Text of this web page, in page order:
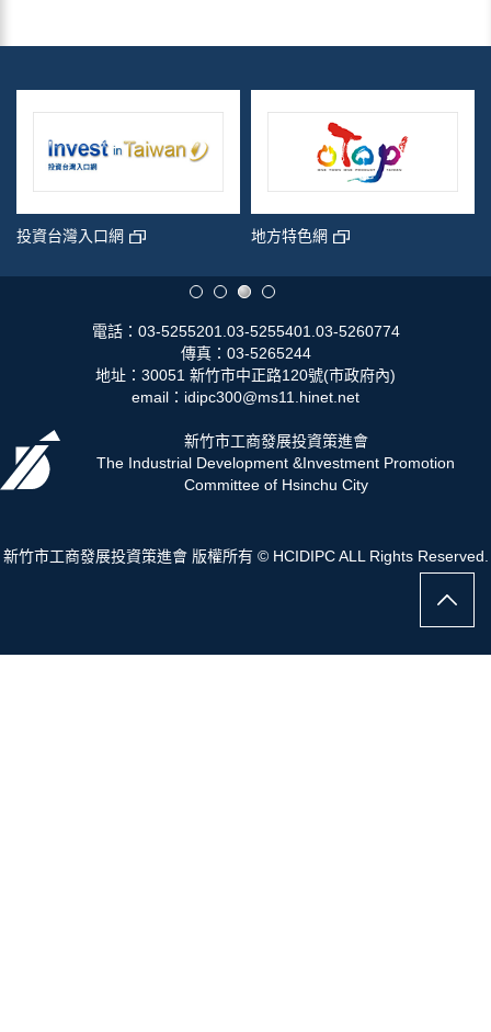
投資台灣入口網 地方特色網
電話：03-5255201.03-5255401.03-5260774
傳真：03-5265244
地址：30051 新竹市中正路120號(市政府內)
email：idipc300@ms11.hinet.net
新竹市工商發展投資策進會
The Industrial Development &Investment Promotion
Committee of Hsinchu City
新竹市工商發展投資策進會 版權所有 © HCIDIPC ALL Rights Reserved.